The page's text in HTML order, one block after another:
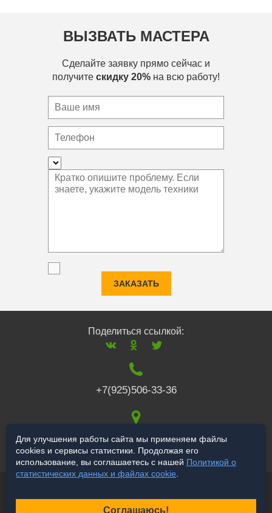
ВЫЗВАТЬ МАСТЕРА
Сделайте заявку прямо сейчас и
получите скидку 20% на всю работу!
ЗАКАЗАТЬ
Поделиться ссылкой:
+7(925)506-33-36
117519,г. Москва,
Варшавское ш., 132
Продвижение сайта
Для улучшения работы сайта мы применяем файлы
cookies и сервисы статистики. Продолжая его
использование, вы соглашаетесь с нашей Политикой о
статистических данных и файлах cookie
Соглашаюсь!